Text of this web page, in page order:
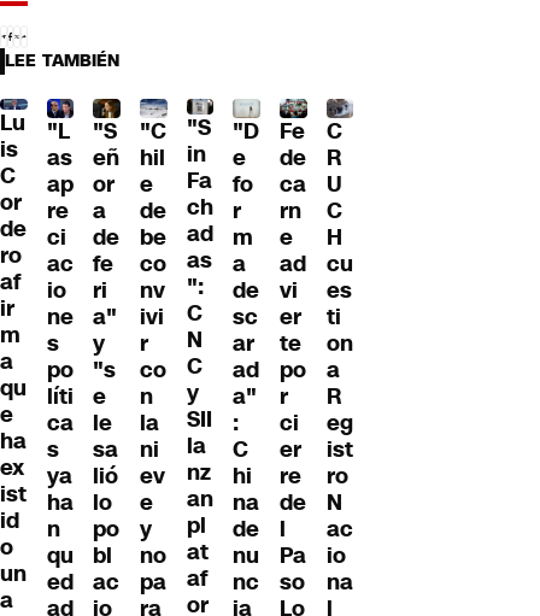
LEE TAMBIÉN
Lu
is
C
or
de
ro
af
ir
m
a
qu
e
ha
ex
ist
id
o
un
a
"L
as
ap
re
ci
ac
io
ne
s
po
líti
ca
s
ya
ha
n
qu
ed
ad
"S
eñ
or
a
de
fe
ri
a"
y
"s
e
le
sa
lió
lo
po
bl
ac
io
"C
hil
e
de
be
co
nv
ivi
r
co
n
la
ni
ev
e
y
no
pa
ra
"S
in
Fa
ch
ad
as
":
C
N
C
y
SII
la
nz
an
pl
at
af
or
"D
e
fo
r
m
a
de
sc
ar
ad
a"
:
C
hi
na
de
nu
nc
ia
Fe
de
ca
rn
e
ad
vi
er
te
po
r
ci
er
re
de
l
Pa
so
Lo
C
R
U
C
H
cu
es
ti
on
a
R
eg
ist
ro
N
ac
io
na
l